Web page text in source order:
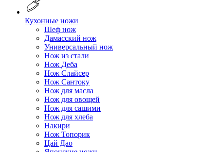
Кухонные ножи
Шеф нож
Дамасский нож
Универсальный нож
Нож из стали
Нож Деба
Нож Слайсер
Нож Сантоку
Нож для масла
Нож для овощей
Нож для сашими
Нож для хлеба
Накири
Нож Топорик
Цай Дао